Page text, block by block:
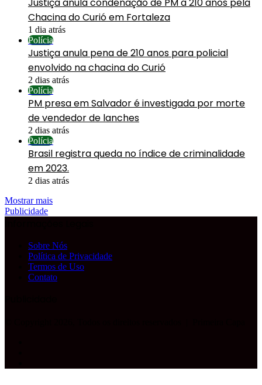
Chacina do Curió em Fortaleza
1 dia atrás
Polícia
Justiça anula pena de 210 anos para policial
envolvido na chacina do Curió
2 dias atrás
Polícia
PM presa em Salvador é investigada por morte
de vendedor de lanches
2 dias atrás
Polícia
Brasil registra queda no índice de criminalidade
em 2023.
2 dias atrás
Mostrar mais
Publicidade
Sobre Nós
Política de Privacidade
Termos de Uso
Contato